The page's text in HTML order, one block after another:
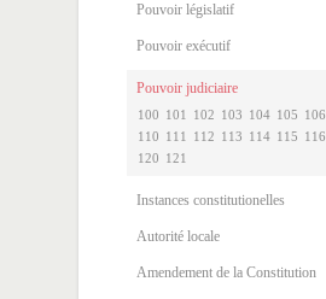
Pouvoir législatif
Pouvoir exécutif
Pouvoir judiciaire
100 101 102 103 104 105 106
110 111 112 113 114 115 116
120 121
Instances constitutionelles
Autorité locale
Amendement de la Constitution